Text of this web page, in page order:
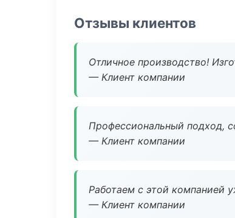
Отзывы клиентов
Отличное производство!
— Клиент компании
Профессиональный подход,
— Клиент компании
Работаем с этой компанией
— Клиент компании